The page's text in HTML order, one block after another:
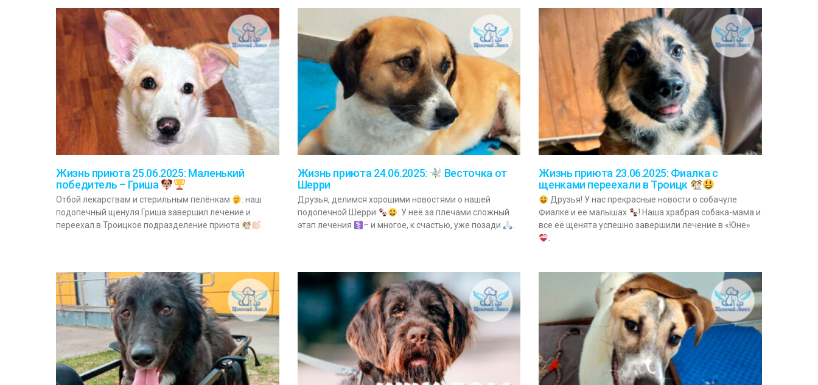
Жизнь приюта 25.06.2025: Маленький
победитель – Гриша
Отбой лекарствам и стерильным пелёнкам
: наш
подопечный щенуля Гриша завершил лечение и
переехал в Троицкое подразделение приюта
.
Жизнь приюта 24.06.2025:
Весточка от
Шерри
Друзья, делимся хорошими новостями о нашей
подопечной Шерри
. У неё за плечами сложный
этап лечения
– и многое, к счастью, уже позади .
Жизнь приюта 23.06.2025: Фиалка с
щенками переехали в Троицк
Друзья! У нас прекрасные новости о собачуле
Фиалке и ее малышах
! Наша храбрая собака-мама и
все её щенята успешно завершили лечение в «Юне»
.